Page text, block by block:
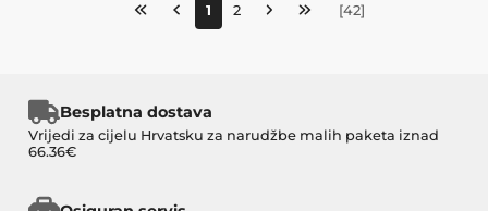
1 2 [42]
Besplatna dostava
Vrijedi za cijelu Hrvatsku za narudžbe malih paketa iznad
66.36€